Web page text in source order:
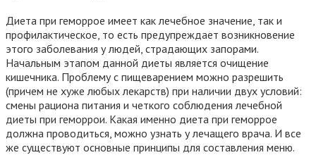
Диета при геморрое имеет как лечебное значение, так и
профилактическое, то есть предупреждает возникновение
этого заболевания у людей, страдающих запорами.
Начальным этапом данной диеты является очищение
кишечника. Проблему с пищеварением можно разрешить
(причем не хуже любых лекарств) при наличии двух условий:
смены рациона питания и четкого соблюдения лечебной
диеты при геморрои. Какая именно диета при геморрое
должна проводиться, можно узнать у лечащего врача. И все
же существуют основные принципы для составления меню.